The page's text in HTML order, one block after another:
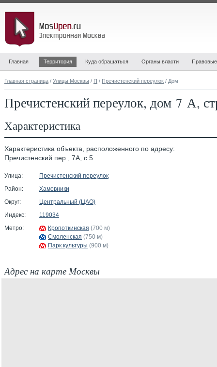
Главная Территория Куда обращаться Органы власти
Главная страница / Улицы Москвы / П / Пречистенский переулок / Дом
Пречистенский переулок, дом 7 А,
Характеристика
Характеристика объекта, расположенного по адресу:
Пречистенский пер., 7А, с.5.
Улица:
Пречистенский переулок
Район:
Хамовники
Округ:
Центральный (ЦАО)
Индекс:
119034
Метро:
Кропоткинская (700 м)
Смоленская (750 м)
Парк культуры (900 м)
Адрес на карте Москвы